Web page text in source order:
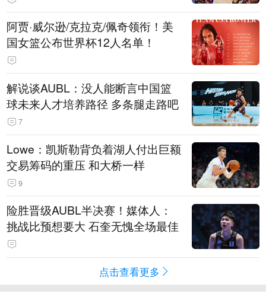
阿贾·威尔逊/克拉克/佩奇领衔！美
国女篮公布世界杯12人名单！
解说谈AUBL：没人能断言中国篮
球未来人才培养路径 多条腿走路吧
7
Lowe：凯斯勒背负着湖人付出巨额
交易筹码的重压 和大桥一样
9
险胜晋级AUBL半决赛！媒体人：
挑战比预想要大 石奎无愧全场最佳
点击查看更多